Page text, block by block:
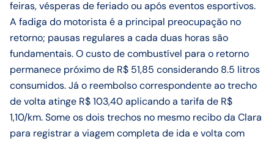
feiras, vésperas de feriado ou após eventos esportivos.
A fadiga do motorista é a principal preocupação no
retorno; pausas regulares a cada duas horas são
fundamentais. O custo de combustível para o retorno
permanece próximo de R$ 51,85 considerando 8.5 litros
consumidos. Já o reembolso correspondente ao trecho
de volta atinge R$ 103,40 aplicando a tarifa de R$
1,10/km. Some os dois trechos no mesmo recibo da Clara
para registrar a viagem completa de ida e volta com